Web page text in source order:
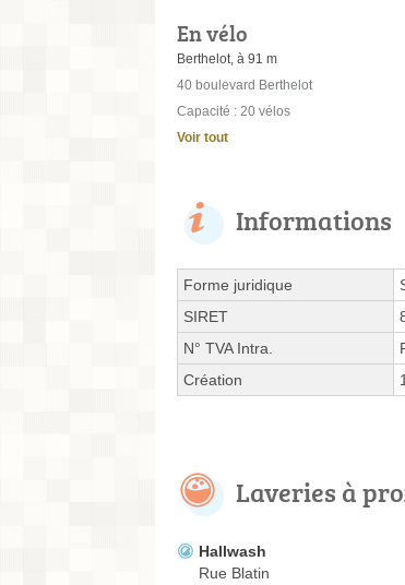
En vélo
Berthelot, à 91 m
40 boulevard Berthelot
Capacité : 20 vélos
Voir tout
Informations
Forme juridique
SIRET
N° TVA Intra.
Création
Laveries à
Hallwash
Rue Blatin